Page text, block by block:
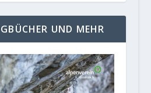
UND MEHR